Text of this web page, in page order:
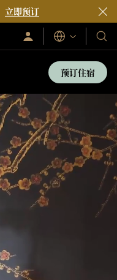
立即预订
登
录/
语
言
我
们
的
酒
村
预订住宿